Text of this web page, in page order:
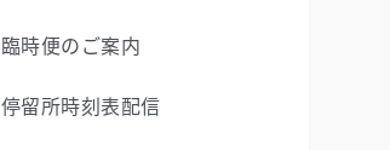
臨時便のご案内
停留所時刻表配信